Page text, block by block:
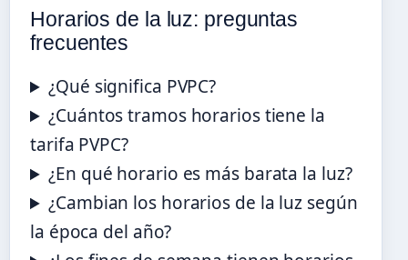
Horarios de la luz: preguntas
frecuentes
¿Qué significa PVPC?
¿Cuántos tramos horarios tiene la
tarifa PVPC?
¿En qué horario es más barata la luz?
¿Cambian los horarios de la luz según
la época del año?